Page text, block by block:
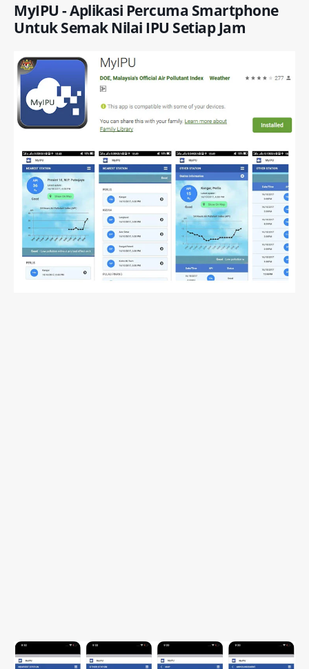
MyIPU - Aplikasi Percuma Smartphone
Untuk Semak Nilai IPU Setiap Jam